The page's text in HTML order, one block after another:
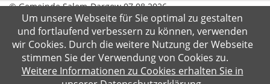
© Gemeinde Salem-Dargow 07.08.2026
Impressum Datenschutz Kontakt Suche
Um unsere Webseite für Sie optimal zu gestalten
und fortlaufend verbessern zu können, verwenden
wir Cookies. Durch die weitere Nutzung der Webseite
stimmen Sie der Verwendung von Cookies zu.
Weitere Informationen zu Cookies erhalten Sie in